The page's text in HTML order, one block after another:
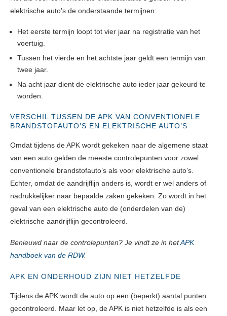
elektrische auto’s de onderstaande termijnen:
Het eerste termijn loopt tot vier jaar na registratie van het
voertuig.
Tussen het vierde en het achtste jaar geldt een termijn van
twee jaar.
Na acht jaar dient de elektrische auto ieder jaar gekeurd te
worden.
VERSCHIL TUSSEN DE APK VAN CONVENTIONELE
BRANDSTOFAUTO’S EN ELEKTRISCHE AUTO’S
Omdat tijdens de APK wordt gekeken naar de algemene staat
van een auto gelden de meeste controlepunten voor zowel
conventionele brandstofauto’s als voor elektrische auto’s.
Echter, omdat de aandrijflijn anders is, wordt er wel anders of
nadrukkelijker naar bepaalde zaken gekeken. Zo wordt in het
geval van een elektrische auto de (onderdelen van de)
elektrische aandrijflijn gecontroleerd.
Benieuwd naar de controlepunten? Je vindt ze in hetAPK
handboek van de RDW.
APK EN ONDERHOUD ZIJN NIET HETZELFDE
Tijdens de APK wordt de auto op een (beperkt) aantal punten
gecontroleerd. Maar let op, de APK is niet hetzelfde is als een